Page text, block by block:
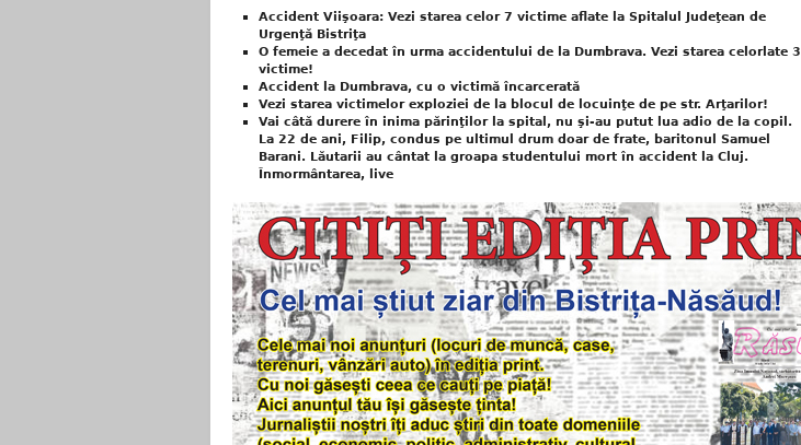
Accident Viişoara: Vezi starea celor 7 victime aflate la Spitalul Judeţean de
Urgenţă Bistriţa
O femeie a decedat în urma accidentului de la Dumbrava. Vezi starea celorlate 3
victime!
Accident la Dumbrava, cu o victimă încarcerată
Vezi starea victimelor exploziei de la blocul de locuinţe de pe str. Arţarilor!
Vai câtă durere în inima părinţilor la spital, nu şi-au putut lua adio de la copil.
La 22 de ani, Filip, condus pe ultimul drum doar de frate, baritonul Samuel
Barani. Lăutarii au cântat la groapa studentului mort în accident la Cluj.
Înmormântarea, live